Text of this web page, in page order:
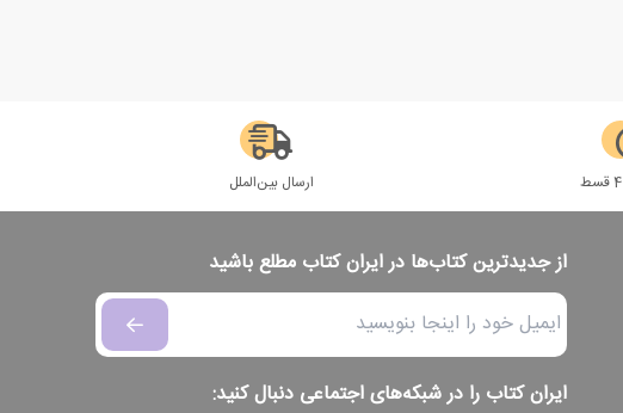
ارسال بین‌الملل
از جدیدترین کتاب‌ها در ایران کتاب مطلع باشید
ایران کتاب را در شبکه‌های اجتماعی دنبال کنید: